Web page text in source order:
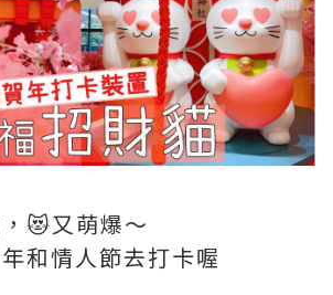
😻又萌爆～
和情人節去打卡喔